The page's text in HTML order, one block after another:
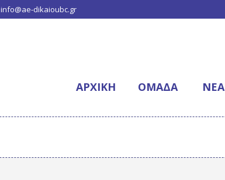
info@ae-dikaioubc.gr
ΑΡΧΙΚΉ ΟΜΆΔΑ NΈΑ